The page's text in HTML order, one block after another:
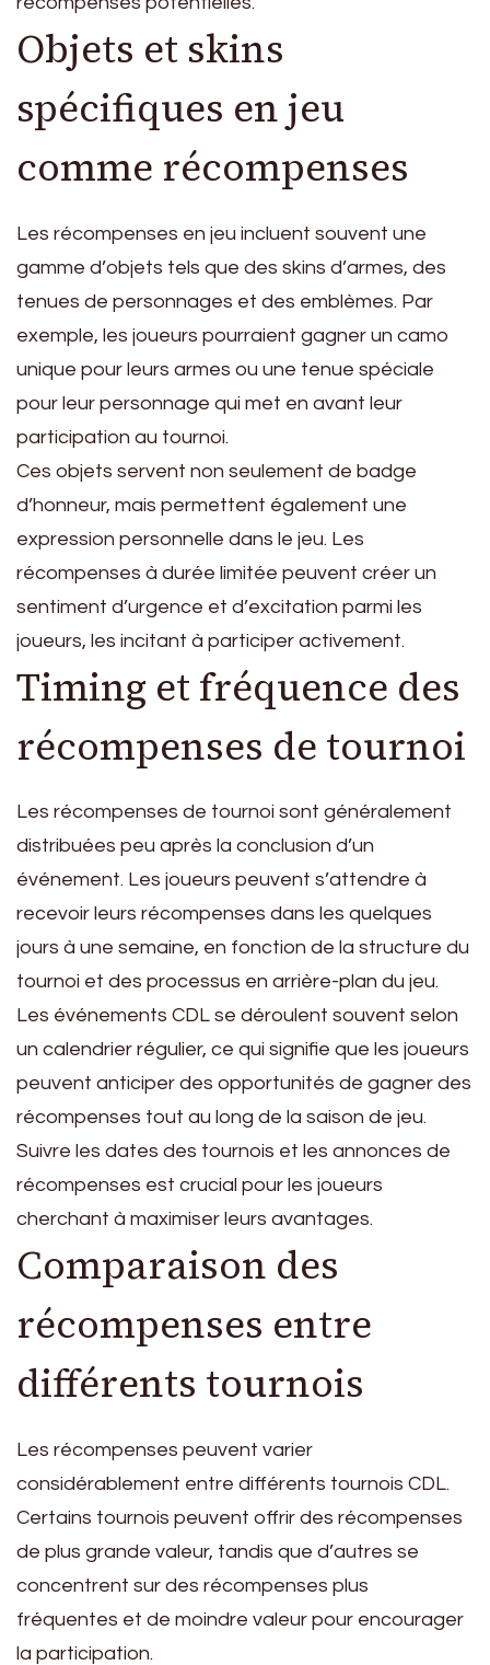
Objets et skins
spécifiques en jeu
comme récompenses
Les récompenses en jeu incluent souvent une
gamme d’objets tels que des skins d’armes, des
tenues de personnages et des emblèmes. Par
exemple, les joueurs pourraient gagner un camo
unique pour leurs armes ou une tenue spéciale
pour leur personnage qui met en avant leur
participation au tournoi.
Ces objets servent non seulement de badge
d’honneur, mais permettent également une
expression personnelle dans le jeu. Les
récompenses à durée limitée peuvent créer un
sentiment d’urgence et d’excitation parmi les
joueurs, les incitant à participer activement.
Timing et fréquence des
récompenses de tournoi
Les récompenses de tournoi sont généralement
distribuées peu après la conclusion d’un
événement. Les joueurs peuvent s’attendre à
recevoir leurs récompenses dans les quelques
jours à une semaine, en fonction de la structure du
tournoi et des processus en arrière-plan du jeu.
Les événements CDL se déroulent souvent selon
un calendrier régulier, ce qui signifie que les joueurs
peuvent anticiper des opportunités de gagner des
récompenses tout au long de la saison de jeu.
Suivre les dates des tournois et les annonces de
récompenses est crucial pour les joueurs
cherchant à maximiser leurs avantages.
Comparaison des
récompenses entre
différents tournois
Les récompenses peuvent varier
considérablement entre différents tournois CDL.
Certains tournois peuvent offrir des récompenses
de plus grande valeur, tandis que d’autres se
concentrent sur des récompenses plus
fréquentes et de moindre valeur pour encourager
la participation.